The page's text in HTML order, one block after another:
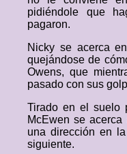
pidiéndole que
pagaron.
Nicky se acerca
quejándose de
Owens, que
pasado con sus
Tirado en el suelo
McEwen se
una dirección en
siguiente.